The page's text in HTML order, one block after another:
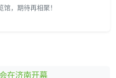
，期待再相聚！
在济南开幕